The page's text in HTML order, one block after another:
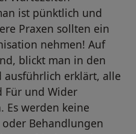
ist pünktlich und
Praxen sollten ein
nehmen! Auf
blickt man in den
ausführlich erklärt, alle
Für und Wider
Es werden keine
Behandlungen